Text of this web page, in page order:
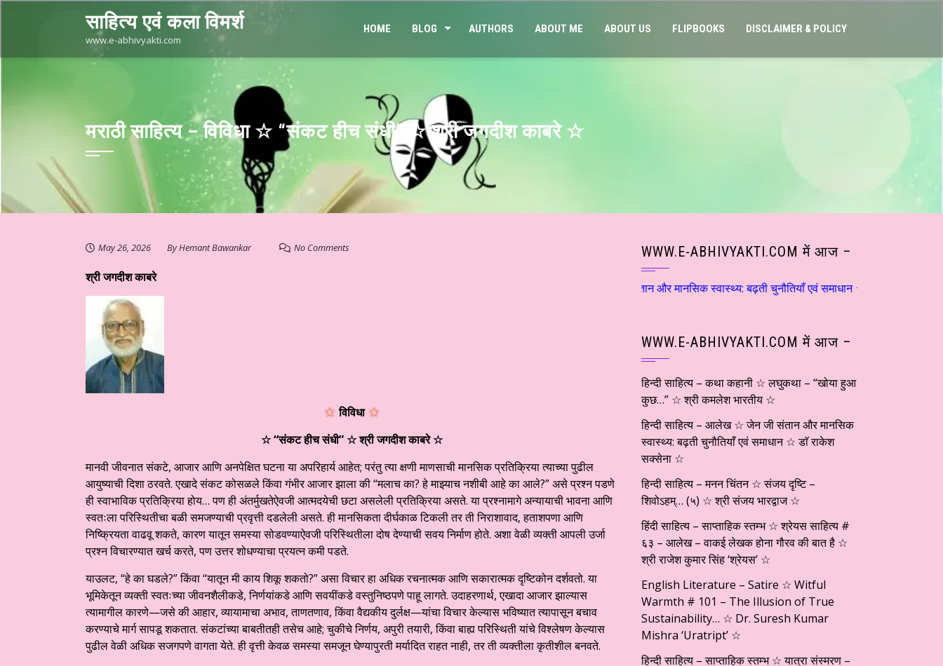
साहित्य एवं कला विमर्श
www.e-abhivyakti.com
HOME BLOG AUTHORS ABOUT ME ABOUT US FLIPBOOKS DISCLAIMER & POLICY
मराठी साहित्य – विविधा ☆ “संकट हीच संधी” ☆ श्री जगदीश काबरे ☆
May 26, 2026 ByHemant Bawankar No Comments
श्री जगदीश काबरे
विविधा
☆ “संकट हीच संधी”☆ श्री जगदीश काबरे ☆
मानवी जीवनात संकटे, आजार आणि अनपेक्षित घटना या अपरिहार्य आहेत; परंतु त्या क्षणी माणसाची मानसिक प्रतिक्रिया त्याच्या पुढील
आयुष्याची दिशा ठरवते. एखादे संकट कोसळले किंवा गंभीर आजार झाला की “मलाच का? हे माझ्याच नशीबी आहे का आले?” असे प्रश्न पडणे
ही स्वाभाविक प्रतिक्रिया होय… पण ही अंतर्मुखतेऐवजी आत्मदयेची छटा असलेली प्रतिक्रिया असते. या प्रश्नामागे अन्यायाची भावना आणि
स्वतःला परिस्थितीचा बळी समजण्याची प्रवृत्ती दडलेली असते. ही मानसिकता दीर्घकाळ टिकली तर ती निराशावाद, हताशपणा आणि
निष्क्रियता वाढवू शकते, कारण यातून समस्या सोडवण्याऐवजी परिस्थितीला दोष देण्याची सवय निर्माण होते. अशा वेळी व्यक्ती आपली उर्जा
प्रश्न विचारण्यात खर्च करते, पण उत्तर शोधण्याचा प्रयत्न कमी पडते.
याउलट, “हे का घडले?” किंवा “यातून मी काय शिकू शकतो?” असा विचार हा अधिक रचनात्मक आणि सकारात्मक दृष्टिकोन दर्शवतो. या
भूमिकेतून व्यक्ती स्वतःच्या जीवनशैलीकडे, निर्णयांकडे आणि सवयींकडे वस्तुनिष्ठपणे पाहू लागते. उदाहरणार्थ, एखादा आजार झाल्यास
त्यामागील कारणे—जसे की आहार, व्यायामाचा अभाव, ताणतणाव, किंवा वैद्यकीय दुर्लक्ष—यांचा विचार केल्यास भविष्यात त्यापासून बचाव
करण्याचे मार्ग सापडू शकतात. संकटांच्या बाबतीतही तसेच आहे; चुकीचे निर्णय, अपुरी तयारी, किंवा बाह्य परिस्थिती यांचे विश्लेषण केल्यास
पुढील वेळी अधिक सजगपणे वागता येते. ही वृत्ती केवळ समस्या समजून घेण्यापुरती मर्यादित राहत नाही, तर ती व्यक्तीला कृतीशील बनवते.
WWW.E-ABHIVYAKTI.COM में आज –
है आज का साहित्य हिन्दी साहित्य – कथा कहानी ☆ लघुकथा – “खोया हुआ कुछ…” ☆ श्री कमलेश भारतीय ☆ हिन्दी साहित्य – आलेख ☆ जेन जी संतान और मानसिक स्वास्थ्य: बढ़ती चुनौतियाँ एवं समाधान ☆ डाॅ राकेश सक्सेना ☆
WWW.E-ABHIVYAKTI.COM में आज –
हिन्दी साहित्य – कथा कहानी ☆ लघुकथा – “खोया हुआ
कुछ…” ☆ श्री कमलेश भारतीय ☆
हिन्दी साहित्य – आलेख ☆ जेन जी संतान और मानसिक
स्वास्थ्य: बढ़ती चुनौतियाँ एवं समाधान ☆ डाॅ राकेश
सक्सेना ☆
हिन्दी साहित्य – मनन चिंतन ☆ संजय दृष्टि –
शिवोऽहम्… (५) ☆ श्री संजय भारद्वाज ☆
हिंदी साहित्य – साप्ताहिक स्तम्भ ☆ श्रेयस साहित्य #
६३ – आलेख – वाकई लेखक होना गौरव की बात है ☆
श्री राजेश कुमार सिंह ‘श्रेयस’ ☆
English Literature – Satire ☆ Witful
Warmth # 101 – The Illusion of True
Sustainability… ☆ Dr. Suresh Kumar
Mishra ‘Uratript’ ☆
हिन्दी साहित्य – साप्ताहिक स्तम्भ ☆ यात्रा संस्मरण –